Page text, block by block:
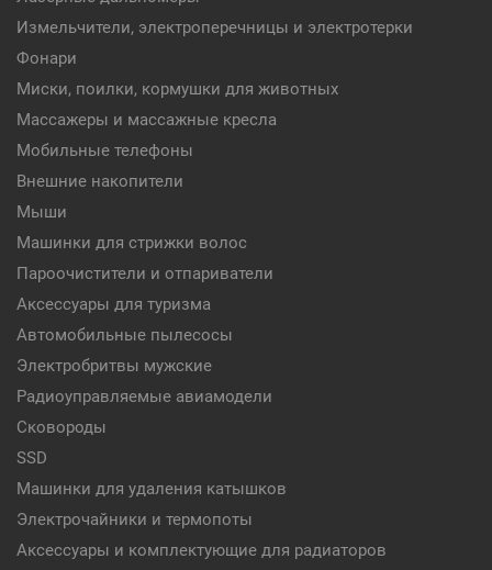
Измельчители, электроперечницы и электротерки
Фонари
Миски, поилки, кормушки для животных
Массажеры и массажные кресла
Мобильные телефоны
Внешние накопители
Мыши
Машинки для стрижки волос
Пароочистители и отпариватели
Аксессуары для туризма
Автомобильные пылесосы
Электробритвы мужские
Радиоуправляемые авиамодели
Сковороды
SSD
Машинки для удаления катышков
Электрочайники и термопоты
Аксессуары и комплектующие для радиаторов